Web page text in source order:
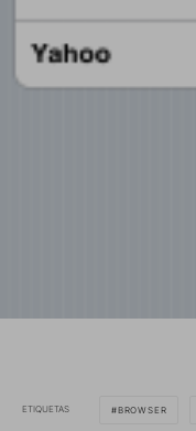
ETIQUETAS BROWSER